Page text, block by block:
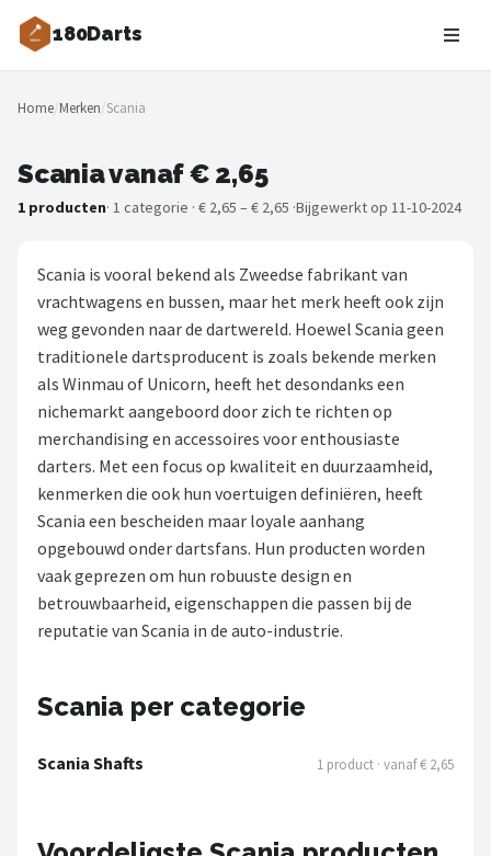
180Darts
Zoeken
NAVIGATIE
Merken
Blog
Dartspelers
Spelregels
Uitgooilijst
Dartshop
POPULAIRE MERKEN
Target
Bull's
Dart
Home/Merken/Scania
Scania vanaf € 2,65
1 producten· 1 categorie · € 2,65 – € 2,65 ·Bijgewerkt op 11-10-2024
Scania is vooral bekend als Zweedse fabrikant van
vrachtwagens en bussen, maar het merk heeft ook zijn
weg gevonden naar de dartwereld. Hoewel Scania geen
traditionele dartsproducent is zoals bekende merken
als Winmau of Unicorn, heeft het desondanks een
nichemarkt aangeboord door zich te richten op
merchandising en accessoires voor enthousiaste
darters. Met een focus op kwaliteit en duurzaamheid,
kenmerken die ook hun voertuigen definiëren, heeft
Scania een bescheiden maar loyale aanhang
opgebouwd onder dartsfans. Hun producten worden
vaak geprezen om hun robuuste design en
betrouwbaarheid, eigenschappen die passen bij de
reputatie van Scania in de auto-industrie.
Scania per categorie
Scania Shafts 1 product · vanaf € 2,65